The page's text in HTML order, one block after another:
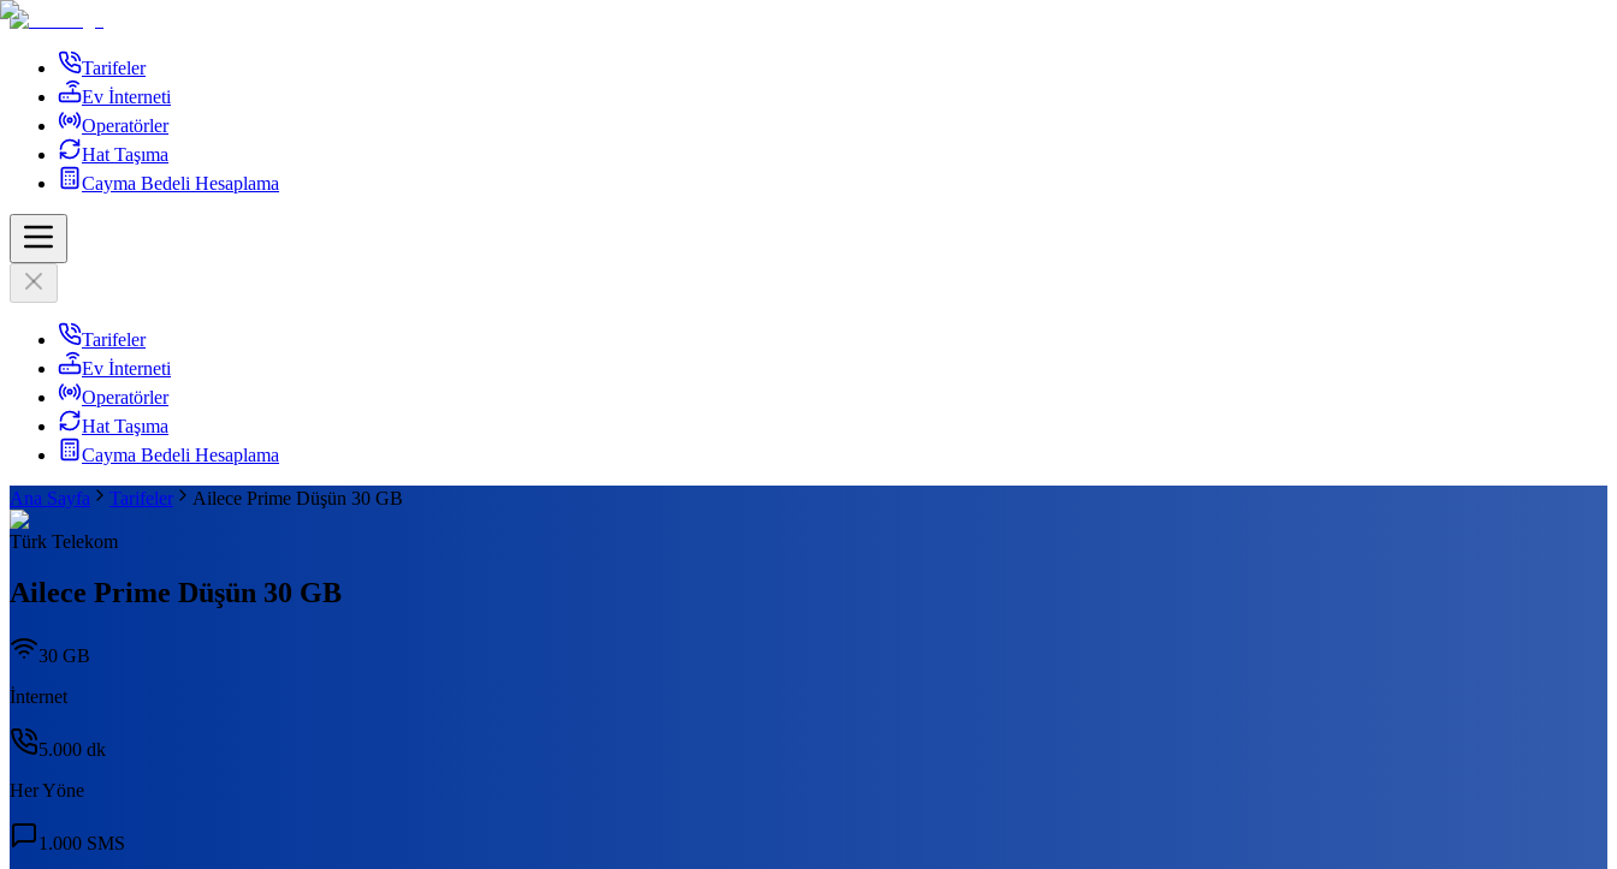
Tarifeler
Ev İnterneti
Operatörler
Hat Taşıma
Cayma Bedeli Hesaplama
Tarifeler
Ev İnterneti
Operatörler
Hat Taşıma
Cayma Bedeli Hesaplama
Ana Sayfa Tarifeler Ailece Prime Düşün 30 GB
Türk Telekom
Ailece Prime Düşün 30 GB
30 GB
İnternet
5.000 dk
Her Yöne
1.000 SMS